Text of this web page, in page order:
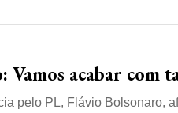
Vamos acabar com
pelo PL, Flávio Bolsonaro,